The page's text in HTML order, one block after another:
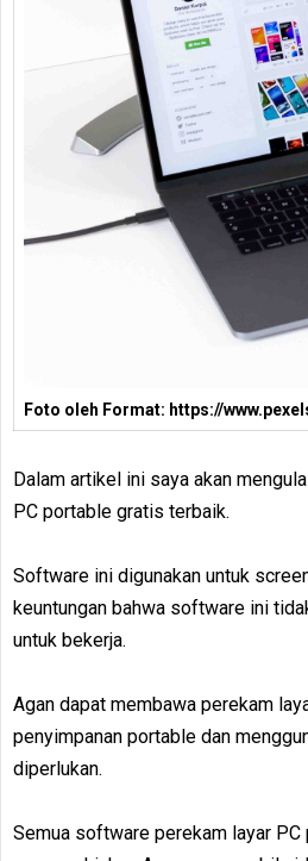
Foto oleh Format: https://
Dalam artikel ini saya akan
PC portable gratis terbaik.
Software ini digunakan untuk
keuntungan bahwa software ini
untuk bekerja.
Agan dapat membawa perekam
penyimpanan portable dan
diperlukan.
Semua software perekam layar PC